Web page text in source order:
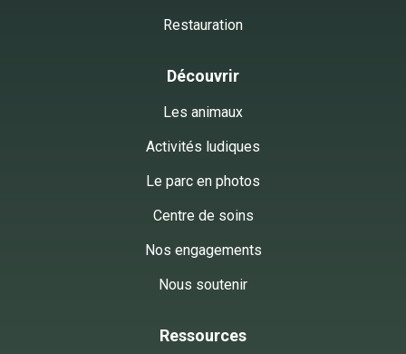
Restauration
Découvrir
Les animaux
Activités ludiques
Le parc en photos
Centre de soins
Nos engagements
Nous soutenir
Ressources